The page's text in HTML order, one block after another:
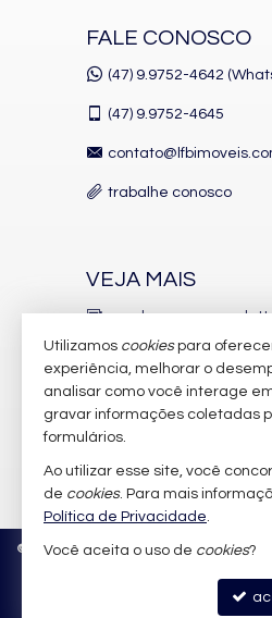
Medidores Individuais
Portão Eletrônico
Brinquedoteca
Automação Predial
Bicicletário
Deck Molhado
Espaço Zen
Entrada para Banhistas
Box de Praia
Hall Decorado e Mobiliado
Infra para Veículos Elétricos
Lounge
Estar Social
Acessibilidade para PNE
Hidromassagem
FALE CONOSCO
(47) 9.9752-4642
(47) 9.9752-4645
trabalhe conosco
VEJA MAIS
receba nosso
indicadores financeiros
cadastre seu imóvel
imóveis favoritos
mapa de imóveis
© 2026 CRECI/SC 6.388-J Política de
Utilizamos cookiespara
experiência, melhorar o
analisar como você interage
gravar informações coletadas
formulários.
Ao utilizar esse site, você
de cookies. Para mais
Política de Privacidade.
Você aceita o uso de cookies?